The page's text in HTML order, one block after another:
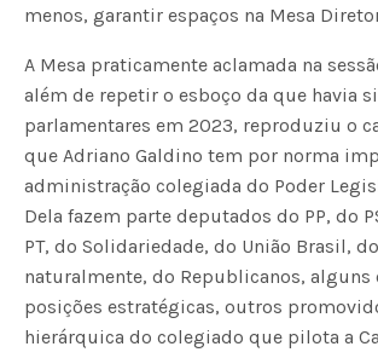
menos, garantir espaços na Mesa
A Mesa praticamente aclamada na
além de repetir o esboço da que havia
parlamentares em 2023, reproduziu o
que Adriano Galdino tem por norma
administração colegiada do Poder
Dela fazem parte deputados do PP, do
PT, do Solidariedade, do União Brasil, do
naturalmente, do Republicanos, alguns
posições estratégicas, outros
hierárquica do colegiado que pilota a